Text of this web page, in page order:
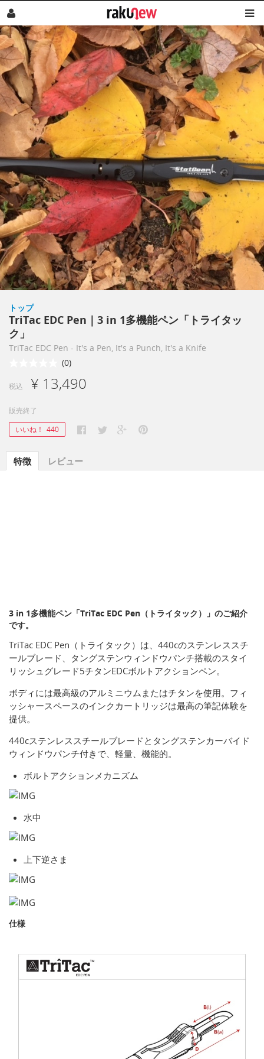
トップ
TriTac EDC Pen｜3 in 1多機能ペン「トライタッ
ク」
TriTac EDC Pen - It's a Pen, It's a Punch, It's a Knife
(0)
税込 ¥ 13,490
販売終了
いいね！ 440
特徴 レビュー
3 in 1多機能ペン「TriTac EDC Pen（トライタック）」のご紹介
です。
TriTac EDC Pen（トライタック）は、440cのステンレススチ
ールブレード、タングステンウィンドウパンチ搭載のスタイ
リッシュグレード5チタンEDCボルトアクションペン。
ボディには最高級のアルミニウムまたはチタンを使用。フィ
ッシャースペースのインクカートリッジは最高の筆記体験を
提供。
440cステンレススチールブレードとタングステンカーバイド
ウィンドウパンチ付きで、軽量、機能的。
ボルトアクションメカニズム
水中
上下逆さま
仕様